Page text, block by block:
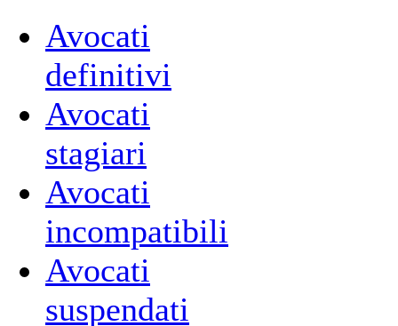
Avocati
definitivi
Avocati
stagiari
Avocati
incompatibili
Avocati
suspendati